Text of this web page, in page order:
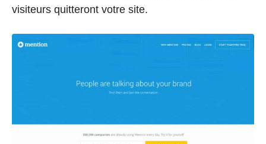
visiteurs quitteront votre site.